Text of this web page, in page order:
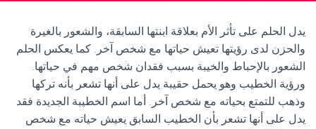
يدل الحلم على تأثر الأم بعلاقة ابنتها السابقة، والشعور بالغيرة
والحزن لدى رؤيتها تعيش حياتها مع شخص آخر. كما يعكس الحلم
الشعور بالإحباط والخيبة بسبب فقدان شخص مهم في حياتها.
ورؤية الخطيب وهو يحمل حقيبة يدل على أنها تشعر بأنه تركها
وذهب للتمتع بحياته مع شخص آخر. أما اسم الخطيبة الجديدة فقد
يدل على أنها تشعر بأن الخطيب السابق يعيش حياته مع شخص